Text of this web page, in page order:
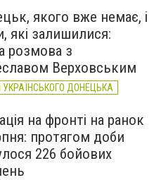
якого вже немає, і
які залишилися:
розмова з
Верховським
ДОНЕЦЬКА
на фронті на ранок
протягом доби
226 бойових